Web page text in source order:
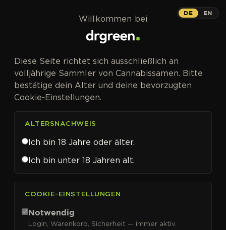
Female Seeds
DE EN
Willkommen bei
Diese Seite richtet sich ausschließlich an
volljährige Sammler von Cannabissamen. Bitte
bestätige dein Alter und deine bevorzugten
Cookie-Einstellungen.
ALTERSNACHWEIS
Ich bin 18 Jahre oder älter.
Ich bin unter 18 Jahren alt.
COOKIE-EINSTELLUNGEN
Notwendig
Login, Warenkorb, Sicherheit — immer aktiv.